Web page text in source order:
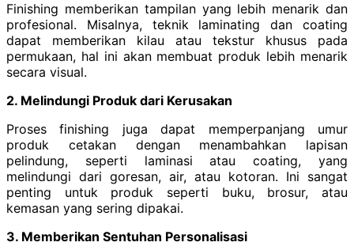
Finishing memberikan tampilan yang lebih menarik dan
profesional. Misalnya, teknik laminating dan coating
dapat memberikan kilau atau tekstur khusus pada
permukaan, hal ini akan membuat produk lebih menarik
secara visual.
2. Melindungi Produk dari Kerusakan
Proses finishing juga dapat memperpanjang umur
produk cetakan dengan menambahkan lapisan
pelindung, seperti laminasi atau coating, yang
melindungi dari goresan, air, atau kotoran. Ini sangat
penting untuk produk seperti buku, brosur, atau
kemasan yang sering dipakai.
3. Memberikan Sentuhan Personalisasi